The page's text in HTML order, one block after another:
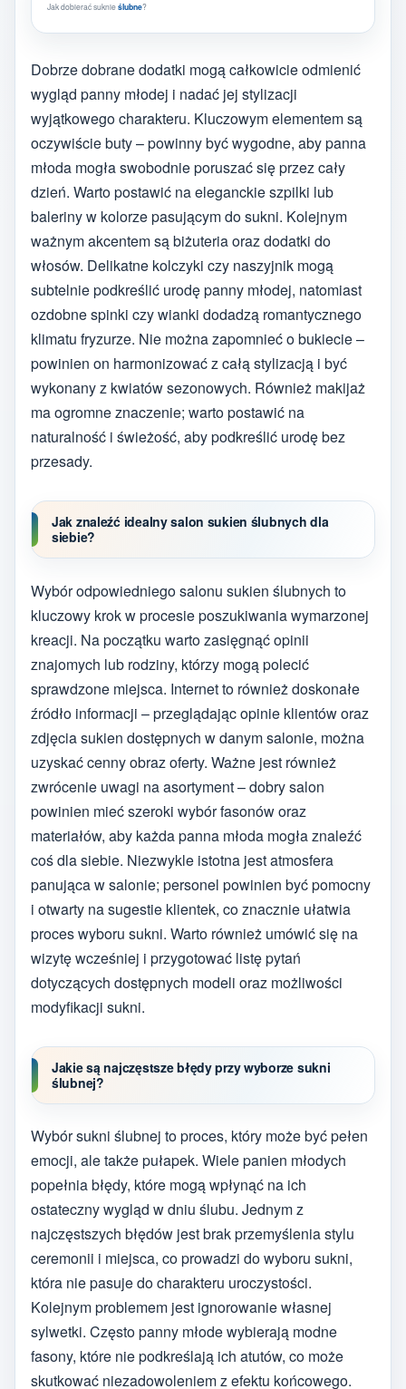
Jak dobierać suknieślubne?
Dobrze dobrane dodatki mogą całkowicie odmienić
wygląd panny młodej i nadać jej stylizacji
wyjątkowego charakteru. Kluczowym elementem są
oczywiście buty – powinny być wygodne, aby panna
młoda mogła swobodnie poruszać się przez cały
dzień. Warto postawić na eleganckie szpilki lub
baleriny w kolorze pasującym do sukni. Kolejnym
ważnym akcentem są biżuteria oraz dodatki do
włosów. Delikatne kolczyki czy naszyjnik mogą
subtelnie podkreślić urodę panny młodej, natomiast
ozdobne spinki czy wianki dodadzą romantycznego
klimatu fryzurze. Nie można zapomnieć o bukiecie –
powinien on harmonizować z całą stylizacją i być
wykonany z kwiatów sezonowych. Również makijaż
ma ogromne znaczenie; warto postawić na
naturalność i świeżość, aby podkreślić urodę bez
przesady.
Jak znaleźć idealny salon sukien ślubnych dla
siebie?
Wybór odpowiedniego salonu sukien ślubnych to
kluczowy krok w procesie poszukiwania wymarzonej
kreacji. Na początku warto zasięgnąć opinii
znajomych lub rodziny, którzy mogą polecić
sprawdzone miejsca. Internet to również doskonałe
źródło informacji – przeglądając opinie klientów oraz
zdjęcia sukien dostępnych w danym salonie, można
uzyskać cenny obraz oferty. Ważne jest również
zwrócenie uwagi na asortyment – dobry salon
powinien mieć szeroki wybór fasonów oraz
materiałów, aby każda panna młoda mogła znaleźć
coś dla siebie. Niezwykle istotna jest atmosfera
panująca w salonie; personel powinien być pomocny
i otwarty na sugestie klientek, co znacznie ułatwia
proces wyboru sukni. Warto również umówić się na
wizytę wcześniej i przygotować listę pytań
dotyczących dostępnych modeli oraz możliwości
modyfikacji sukni.
Jakie są najczęstsze błędy przy wyborze sukni
ślubnej?
Wybór sukni ślubnej to proces, który może być pełen
emocji, ale także pułapek. Wiele panien młodych
popełnia błędy, które mogą wpłynąć na ich
ostateczny wygląd w dniu ślubu. Jednym z
najczęstszych błędów jest brak przemyślenia stylu
ceremonii i miejsca, co prowadzi do wyboru sukni,
która nie pasuje do charakteru uroczystości.
Kolejnym problemem jest ignorowanie własnej
sylwetki. Często panny młode wybierają modne
fasony, które nie podkreślają ich atutów, co może
skutkować niezadowoleniem z efektu końcowego.